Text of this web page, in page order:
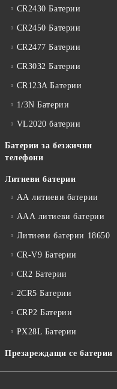
CR2430 Батерии
CR2450 Батерии
CR2477 Батерии
CR3032 Батерии
CR123A Батерии
1/3N Батерии
VL2020 батерии
Батерии за безжични
телефони
Литиеви батерии
АА литиеви батерии
ААА литиеви батерии
Литиеви батерии 18650
CR-V9 Батерии
CR2 Батерии
2CR5 Батерии
CRP2 Батерии
PX28L Батерии
Презареждащи се батерии